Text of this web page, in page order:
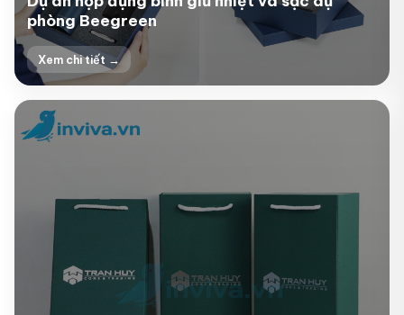
+3
phòng Beegreen
Xem chi tiết →